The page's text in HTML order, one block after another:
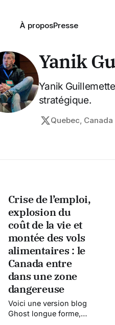
À proposPresse
Yanik
Yanik
stratégique.
Quebec, Canada
Crise de l’emploi,
explosion du
coût de la vie et
montée des vols
alimentaires : le
Canada entre
dans une zone
dangereuse
Voici une version blog
Ghost longue forme,